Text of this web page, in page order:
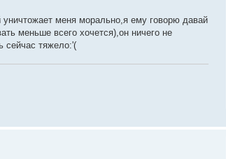
уничтожает меня морально,я ему говорю давай
меньше всего хочется),он ничего не
сейчас тяжело:'(